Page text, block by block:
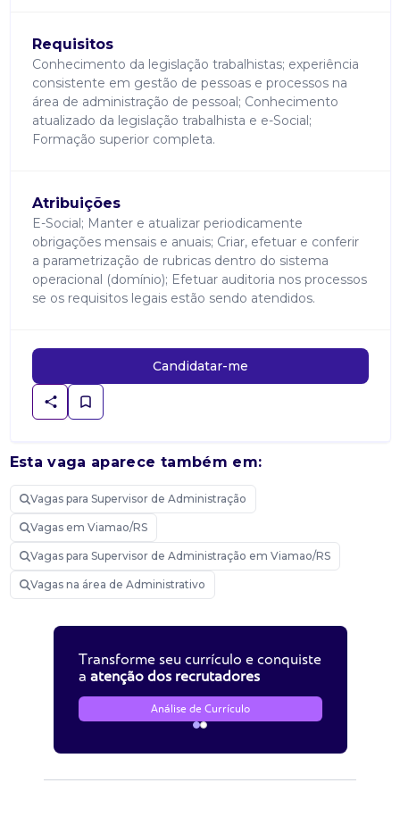
Requisitos
Conhecimento da legislação trabalhistas; experiência
consistente em gestão de pessoas e processos na
área de administração de pessoal; Conhecimento
atualizado da legislação trabalhista e e-Social;
Formação superior completa.
Atribuições
E-Social; Manter e atualizar periodicamente
obrigações mensais e anuais; Criar, efetuar e conferir
a parametrização de rubricas dentro do sistema
operacional (domínio); Efetuar auditoria nos processos
se os requisitos legais estão sendo atendidos.
Candidatar-me
Esta vaga aparece também em:
Vagas para Supervisor de Administração
Vagas em Viamao/RS
Vagas para Supervisor de Administração em Viamao/RS
Vagas na área de Administrativo
Transforme seu currículo e conquiste
a atenção dos recrutadores
Análise de Currículo